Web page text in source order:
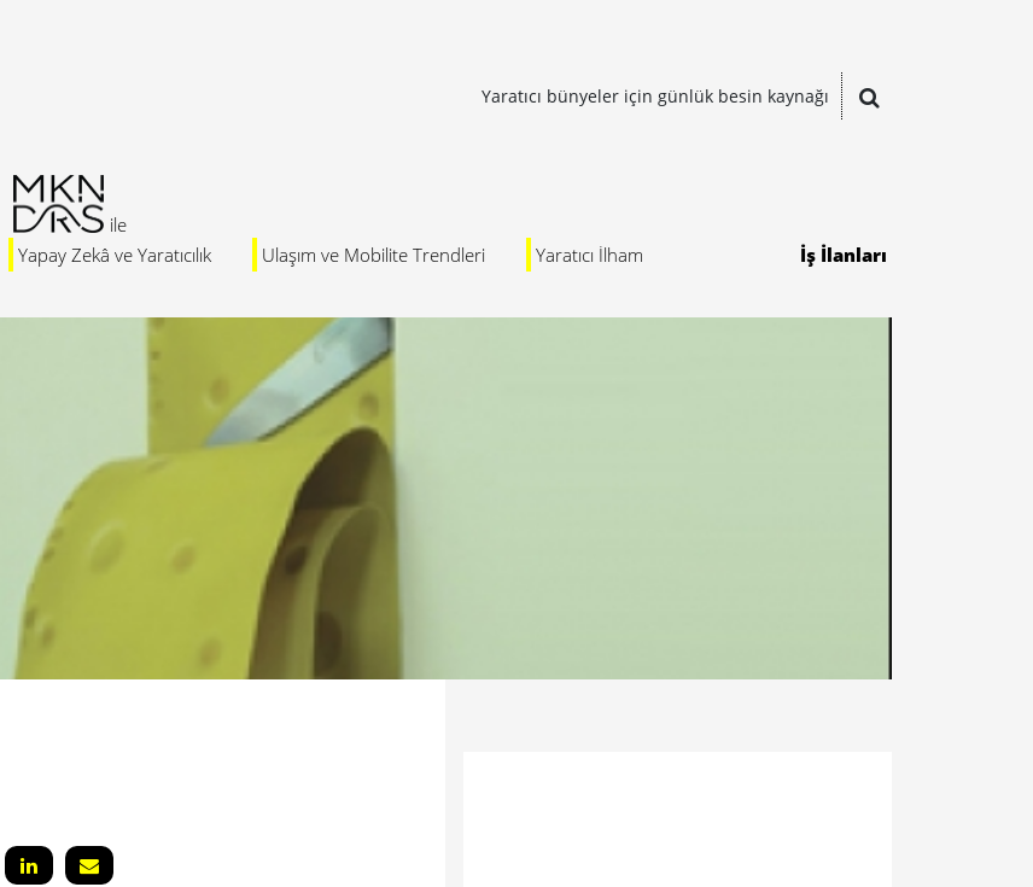
Yaratıcı bünyeler için günlük besin kaynağı
Yapay Zekâ ve Yaratıcılık Ulaşım ve Mobilite Trendleri Yaratıcı İlham İş İlanları